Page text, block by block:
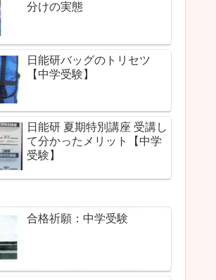
分けの実態
日能研バッグのトリセツ
【中学受験】
日能研 夏期特別講座 受講し
て分かったメリット【中学
受験】
合格祈願：中学受験